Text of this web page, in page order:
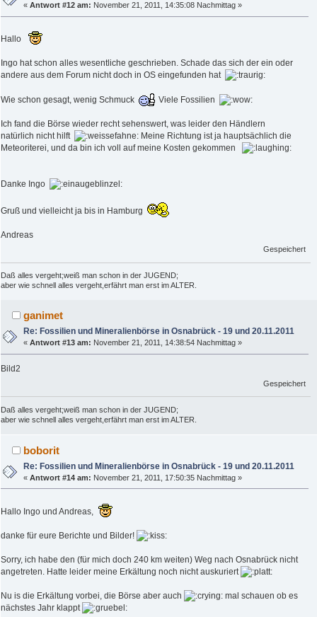
«Antwort #12 am: November 21, 2011, 14:35:08 Nachmittag »
Hallo
Ingo hat schon alles wesentliche geschrieben. Schade das sich der ein oder
andere aus dem Forum nicht doch in OS eingefunden hat
Wie schon gesagt, wenig Schmuck Viele Fossilien
Ich fand die Börse wieder recht sehenswert, was leider den Händlern
natürlich nicht hilft
Meine Richtung ist ja hauptsächlich die
Meteoriterei, und da bin ich voll auf meine Kosten gekommen
Danke Ingo
Gruß und vielleicht ja bis in Hamburg
Andreas
Gespeichert
Daß alles vergeht;weiß man schon in der JUGEND;
aber wie schnell alles vergeht,erfährt man erst im ALTER.
ganimet
Re: Fossilien und Mineralienbörse in Osnabrück - 19 und 20.11.2011
«Antwort #13 am: November 21, 2011, 14:38:54 Nachmittag »
Bild2
Gespeichert
Daß alles vergeht;weiß man schon in der JUGEND;
aber wie schnell alles vergeht,erfährt man erst im ALTER.
boborit
Re: Fossilien und Mineralienbörse in Osnabrück - 19 und 20.11.2011
«Antwort #14 am: November 21, 2011, 17:50:35 Nachmittag »
Hallo Ingo und Andreas,
danke für eure Berichte und Bilder!
Sorry, ich habe den (für mich doch 240 km weiten) Weg nach Osnabrück nicht
angetreten. Hatte leider meine Erkältung noch nicht auskuriert
Nu is die Erkältung vorbei, die Börse aber auch
mal schauen ob es
nächstes Jahr klappt